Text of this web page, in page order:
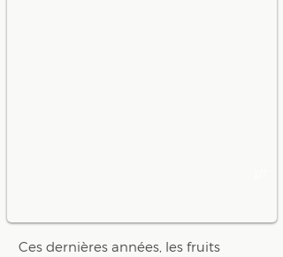
Ces dernières années, les fruits